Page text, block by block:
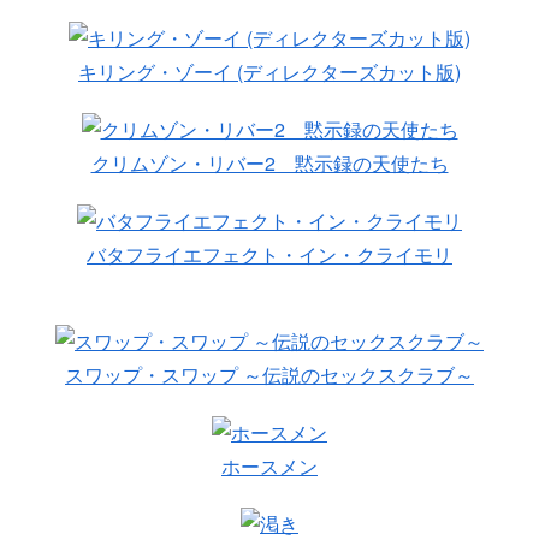
キリング・ゾーイ (ディレクターズカット版)
クリムゾン・リバー2 黙示録の天使たち
バタフライエフェクト・イン・クライモリ
スワップ・スワップ ～伝説のセックスクラブ～
ホースメン